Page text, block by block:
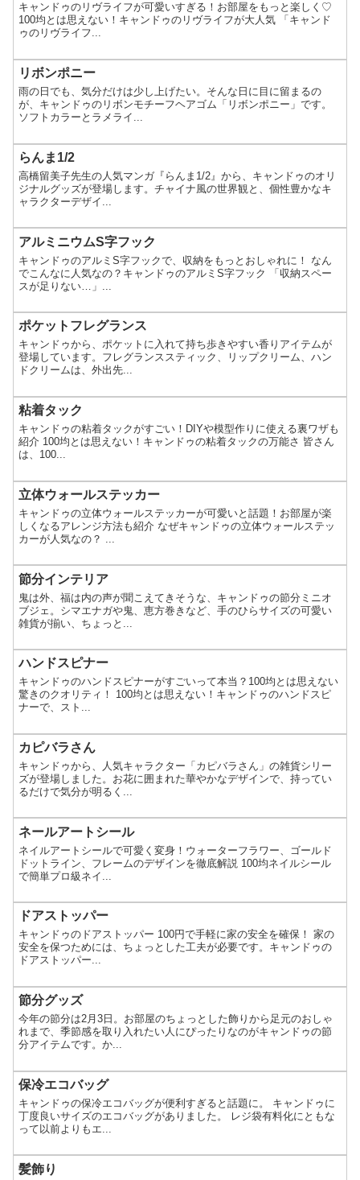
キャンドゥのリヴライフが可愛いすぎる！お部屋をもっと楽しく♡
100均とは思えない！キャンドゥのリヴライフが大人気 「キャンド
ゥのリヴライフ...
リボンポニー
雨の日でも、気分だけは少し上げたい。そんな日に目に留まるの
が、キャンドゥのリボンモチーフヘアゴム「リボンポニー」です。
ソフトカラーとラメライ...
らんま1/2
高橋留美子先生の人気マンガ『らんま1/2』から、キャンドゥのオリ
ジナルグッズが登場します。チャイナ風の世界観と、個性豊かなキ
ャラクターデザイ...
アルミニウムS字フック
キャンドゥのアルミS字フックで、収納をもっとおしゃれに！ なん
でこんなに人気なの？キャンドゥのアルミS字フック 「収納スペー
スが足りない…」...
ポケットフレグランス
キャンドゥから、ポケットに入れて持ち歩きやすい香りアイテムが
登場しています。フレグランススティック、リップクリーム、ハン
ドクリームは、外出先...
粘着タック
キャンドゥの粘着タックがすごい！DIYや模型作りに使える裏ワザも
紹介 100均とは思えない！キャンドゥの粘着タックの万能さ 皆さん
は、100...
立体ウォールステッカー
キャンドゥの立体ウォールステッカーが可愛いと話題！お部屋が楽
しくなるアレンジ方法も紹介 なぜキャンドゥの立体ウォールステッ
カーが人気なの？ ...
節分インテリア
鬼は外、福は内の声が聞こえてきそうな、キャンドゥの節分ミニオ
ブジェ。シマエナガや鬼、恵方巻きなど、手のひらサイズの可愛い
雑貨が揃い、ちょっと...
ハンドスピナー
キャンドゥのハンドスピナーがすごいって本当？100均とは思えない
驚きのクオリティ！ 100均とは思えない！キャンドゥのハンドスピ
ナーで、スト...
カピバラさん
キャンドゥから、人気キャラクター「カピバラさん」の雑貨シリー
ズが登場しました。お花に囲まれた華やかなデザインで、持ってい
るだけで気分が明るく...
ネールアートシール
ネイルアートシールで可愛く変身！ウォーターフラワー、ゴールド
ドットライン、フレームのデザインを徹底解説 100均ネイルシール
で簡単プロ級ネイ...
ドアストッパー
キャンドゥのドアストッパー 100円で手軽に家の安全を確保！ 家の
安全を保つためには、ちょっとした工夫が必要です。キャンドゥの
ドアストッパー...
節分グッズ
今年の節分は2月3日。お部屋のちょっとした飾りから足元のおしゃ
れまで、季節感を取り入れたい人にぴったりなのがキャンドゥの節
分アイテムです。か...
保冷エコバッグ
キャンドゥの保冷エコバッグが便利すぎると話題に。 キャンドゥに
丁度良いサイズのエコバッグがありました。 レジ袋有料化にともな
って以前よりもエ...
髪飾り